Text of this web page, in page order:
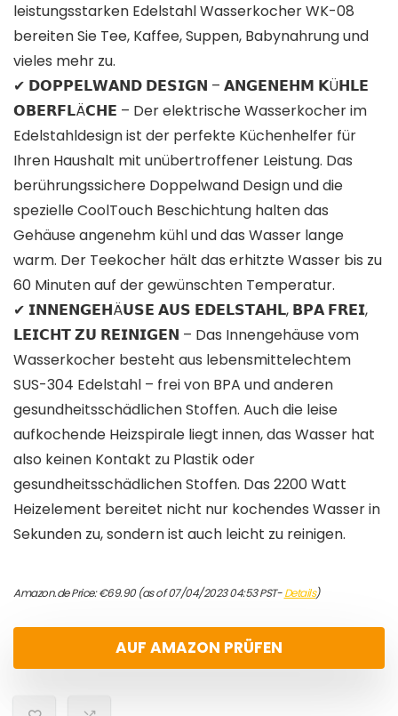
leistungsstarken Edelstahl Wasserkocher WK-08
bereiten Sie Tee, Kaffee, Suppen, Babynahrung und
vieles mehr zu.
✔ 𝗗𝗢𝗣𝗣𝗘𝗟𝗪𝗔𝗡𝗗 𝗗𝗘𝗦𝗜𝗚𝗡 – 𝗔𝗡𝗚𝗘𝗡𝗘𝗛𝗠 𝗞Ü𝗛𝗟𝗘
𝗢𝗕𝗘𝗥𝗙𝗟Ä𝗖𝗛𝗘 – Der elektrische Wasserkocher im
Edelstahldesign ist der perfekte Küchenhelfer für
Ihren Haushalt mit unübertroffener Leistung. Das
berührungssichere Doppelwand Design und die
spezielle CoolTouch Beschichtung halten das
Gehäuse angenehm kühl und das Wasser lange
warm. Der Teekocher hält das erhitzte Wasser bis zu
60 Minuten auf der gewünschten Temperatur.
✔ 𝗜𝗡𝗡𝗘𝗡𝗚𝗘𝗛Ä𝗨𝗦𝗘 𝗔𝗨𝗦 𝗘𝗗𝗘𝗟𝗦𝗧𝗔𝗛𝗟, 𝗕𝗣𝗔 𝗙𝗥𝗘𝗜,
𝗟𝗘𝗜𝗖𝗛𝗧 𝗭𝗨 𝗥𝗘𝗜𝗡𝗜𝗚𝗘𝗡 – Das Innengehäuse vom
Wasserkocher besteht aus lebensmittelechtem
SUS-304 Edelstahl – frei von BPA und anderen
gesundheitsschädlichen Stoffen. Auch die leise
aufkochende Heizspirale liegt innen, das Wasser hat
also keinen Kontakt zu Plastik oder
gesundheitsschädlichen Stoffen. Das 2200 Watt
Heizelement bereitet nicht nur kochendes Wasser in
Sekunden zu, sondern ist auch leicht zu reinigen.
Amazon.de Price:€69.90(as of 07/04/2023 04:53 PST-Details)
AUF AMAZON PRÜFEN